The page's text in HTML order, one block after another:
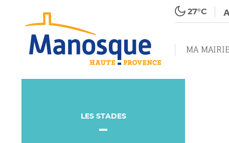
27°C
MA MAIRIE
LES STADES